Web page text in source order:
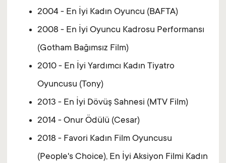
2004 - En İyi Kadın Oyuncu (BAFTA)
2008 - En İyi Oyuncu Kadrosu Performansı
(Gotham Bağımsız Film)
2010 - En İyi Yardımcı Kadın Tiyatro
Oyuncusu (Tony)
2013 - En İyi Dövüş Sahnesi (MTV Film)
2014 - Onur Ödülü (Cesar)
2018 - Favori Kadın Film Oyuncusu
(People's Choice), En İyi Aksiyon Filmi Kadın